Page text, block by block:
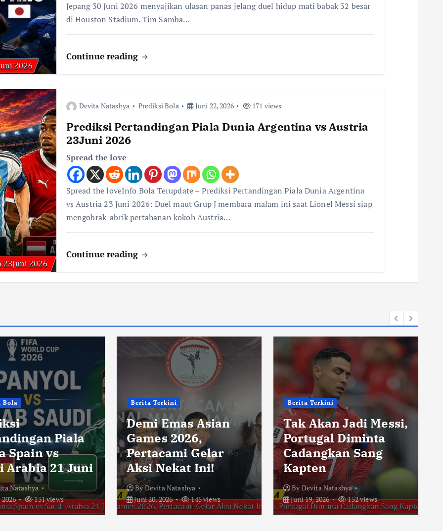
Jepang 30 Juni 2026 menyajikan ulasan panas jelang duel hidup mati babak 32 besar
di Houston Stadium. Tim Samba…
Continue reading
Devita Natashya Prediksi Bola Juni 22, 2026 171 views
Prediksi Pertandingan Piala Dunia Argentina vs Austria
23Juni 2026
Spread the love
Spread the loveInfo Bola Terupdate – Prediksi Pertandingan Piala Dunia Argentina
vs Austria 23 Juni 2026: Duel maut Grup J membara malam ini saat Lionel Messi siap
mengobrak-abrik pertahanan kokoh Austria…
Continue reading
Bola
Piala
Spain vs
Arabia 21 Juni
Natashya
131 views
Berita Terkini
Demi Emas Asian
Games 2026,
Pertacami Gelar
Aksi Nekat Ini!
ByDevita Natashya
Juni 20, 2026
145 views
Berita Terkini
Tak Akan Jadi Messi,
Portugal Diminta
Cadangkan Sang
Kapten
By Devita Natashya
Juni 19, 2026
152 views